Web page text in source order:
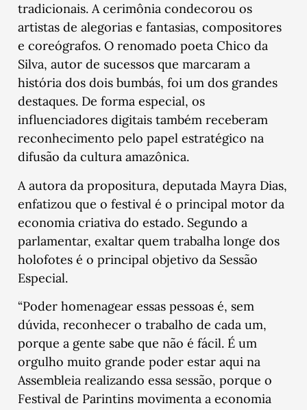
tradicionais. A cerimônia condecorou os
artistas de alegorias e fantasias, compositores
e coreógrafos. O renomado poeta Chico da
Silva, autor de sucessos que marcaram a
história dos dois bumbás, foi um dos grandes
destaques. De forma especial, os
influenciadores digitais também receberam
reconhecimento pelo papel estratégico na
difusão da cultura amazônica.
A autora da propositura, deputada Mayra Dias,
enfatizou que o festival é o principal motor da
economia criativa do estado. Segundo a
parlamentar, exaltar quem trabalha longe dos
holofotes é o principal objetivo da Sessão
Especial.
“Poder homenagear essas pessoas é, sem
dúvida, reconhecer o trabalho de cada um,
porque a gente sabe que não é fácil. É um
orgulho muito grande poder estar aqui na
Assembleia realizando essa sessão, porque o
Festival de Parintins movimenta a economia